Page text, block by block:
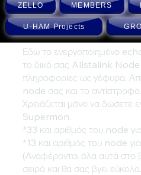
ZELLO MEMBERS
U-HAM Projects
Εδώ το ενεργοποιημένο
το δικό σας Allstalink Node
πληροφορίες ως γέφυρα.
node σας και το αντίστροφο.
Χρειάζεται μόνο να δώσετε
Supermon.
*33 και αριθμός του node
*13 και αριθμός του node
(Αναφέρονται όλα αυτά στο
σειρά και θα σας βγει